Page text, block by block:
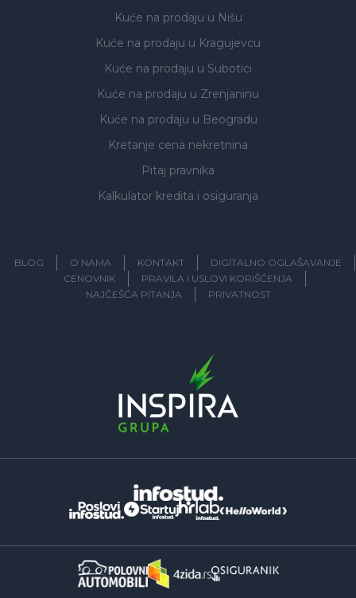
Kuće na prodaju u Nišu
Kuće na prodaju u Kragujevcu
Kuće na prodaju u Subotici
Kuće na prodaju u Zrenjaninu
Kuće na prodaju u Beogradu
Kretanje cena nekretnina
Pitaj pravnika
Kalkulator kredita i osiguranja
BLOG O NAMA KONTAKT
DIGITALNO OGLAŠAVANJE
CENOVNIK
PRAVILA I USLOVI KORIŠĆENJA
NAJČEŠĆA PITANJA
PRIVATNOST